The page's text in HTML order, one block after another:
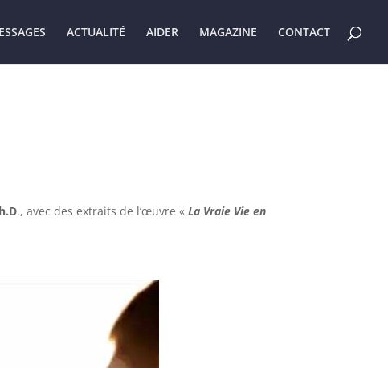
ACTUALITÉ AIDER MAGAZINE CONTACT
., avec des extraits de l’œuvre «La Vraie Vie en